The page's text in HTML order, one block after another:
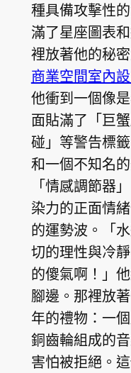
種具備攻擊性
滿了星座圖表
裡放著他的秘
商業空間室內
他衝到一個像
面貼滿了「巨
碰」等警告標
和一個不知名
「情感調節器
染力的正面情
的運勢波。「
切的理性與冷
的傻氣啊！」
腳邊。那裡放
年的禮物：一
銅齒輪組成的
害怕被拒絕。